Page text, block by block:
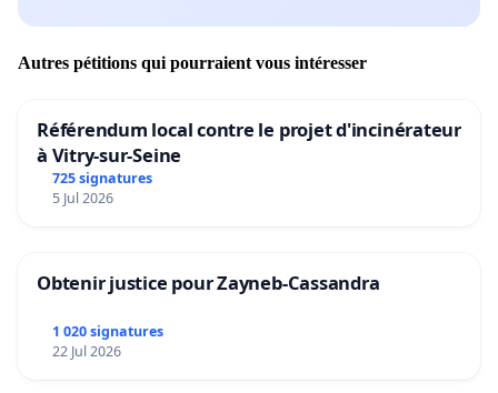
Autres pétitions qui pourraient vous intéresser
Référendum local contre le projet d'incinérateur
à Vitry-sur-Seine
725 signatures
5 Jul 2026
Obtenir justice pour Zayneb-Cassandra
1 020 signatures
22 Jul 2026